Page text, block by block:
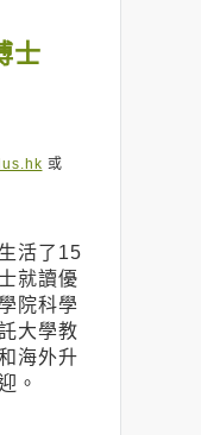
士
或
活了15
就讀優
院科學
大學教
海外升
。